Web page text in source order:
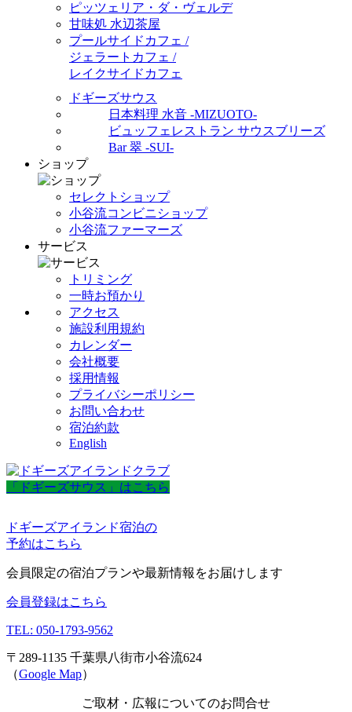
ピッツェリア・ダ・ヴェルデ
甘味処 水辺茶屋
プールサイドカフェ /
ジェラートカフェ /
レイクサイドカフェ
ドギーズサウス
日本料理 水音 -MIZUOTO-
ビュッフェレストラン サウスブリーズ
Bar 翠 -SUI-
ショップ
セレクトショップ
小谷流コンビニショップ
小谷流ファーマーズ
サービス
トリミング
一時お預かり
アクセス
施設利用規約
カレンダー
会社概要
採用情報
プライバシーポリシー
お問い合わせ
宿泊約款
English
「ドギーズサウス」はこちら
ドギーズアイランド宿泊の
予約はこちら
会員限定の宿泊プランや最新情報をお届けします
会員登録はこちら
TEL: 050-1793-9562
〒289-1135 千葉県八街市小谷流624
（Google Map）
ご取材・広報についてのお問合せ